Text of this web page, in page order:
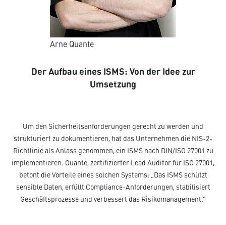
Arne Quante
Der Aufbau eines ISMS: Von der Idee zur
Umsetzung
Um den Sicherheitsanforderungen gerecht zu werden und
strukturiert zu dokumentieren, hat das Unternehmen die NIS-2-
Richtlinie als Anlass genommen, ein ISMS nach DIN/ISO 27001 zu
implementieren. Quante, zertifizierter Lead Auditor für ISO 27001,
betont die Vorteile eines solchen Systems: „Das ISMS schützt
sensible Daten, erfüllt Compliance-Anforderungen, stabilisiert
Geschäftsprozesse und verbessert das Risikomanagement.“